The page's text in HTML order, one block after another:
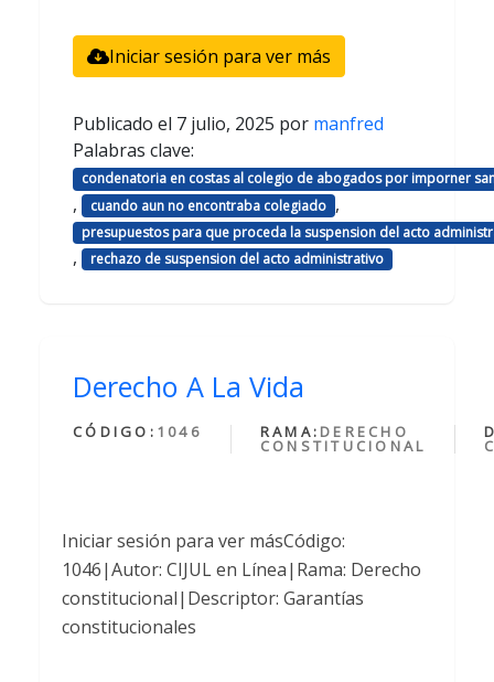
Iniciar sesión para ver más
Publicado el 7 julio, 2025 por manfred
Palabras clave:
condenatoria en costas al colegio de abogados por imporner
, cuando aun no encontraba colegiado ,
presupuestos para que proceda la suspension del acto
, rechazo de suspension del acto administrativo
Derecho A La Vida
CÓDIGO: 1046 RAMA: DERECHO
CONSTITUCIONAL
Iniciar sesión para ver másCódigo:
1046|Autor: CIJUL en Línea|Rama: Derecho
constitucional|Descriptor: Garantías
constitucionales